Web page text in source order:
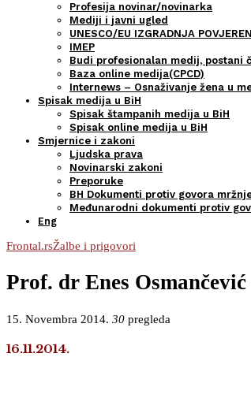
Profesija novinar/novinarka
Mediji i javni ugled
UNESCO/EU IZGRADNJA
IMEP
Budi profesionalan medij, postani
Baza online medija(CPCD)
Internews – Osnaživanje žena u
Spisak medija u BiH
Spisak štampanih medija u BiH
Spisak online medija u BiH
Smjernice i zakoni
Ljudska prava
Novinarski zakoni
Preporuke
BH Dokumenti protiv govora
Međunarodni dokumenti protiv
Eng
Frontal.rsŽalbe i prigovori
Prof. dr Enes
15. Novembra 2014. 30 pregleda
16.11.2014.